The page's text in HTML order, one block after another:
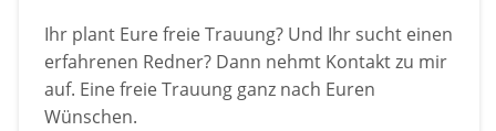
Ihr plant Eure freie Trauung? Und Ihr sucht einen
erfahrenen Redner? Dann nehmt Kontakt zu mir
auf. Eine freie Trauung ganz nach Euren
Wünschen.